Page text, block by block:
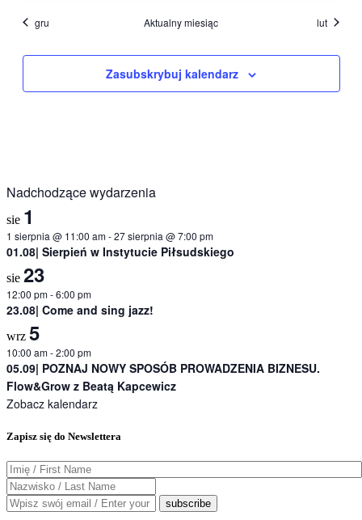
gru Aktualny miesiąc lut
Zasubskrybuj kalendarz
Nadchodzące wydarzenia
sie 1
1 sierpnia @ 11:00 am-27 sierpnia @ 7:00 pm
01.08| Sierpień w Instytucie Piłsudskiego
sie 23
12:00 pm-6:00 pm
23.08| Come and sing jazz!
wrz 5
10:00 am-2:00 pm
05.09| POZNAJ NOWY SPOSÓB PROWADZENIA BIZNESU.
Flow&Grow z Beatą Kapcewicz
Zobacz kalendarz
Zapisz się do Newslettera